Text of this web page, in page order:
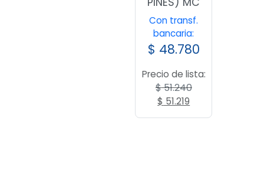
Con transf.
bancaria:
$ 48.780
Precio de lista:
$51.240
El
$ 51.219
precio